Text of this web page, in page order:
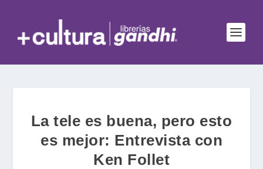
La tele es buena, pero esto
es mejor: Entrevista con
Ken Follet